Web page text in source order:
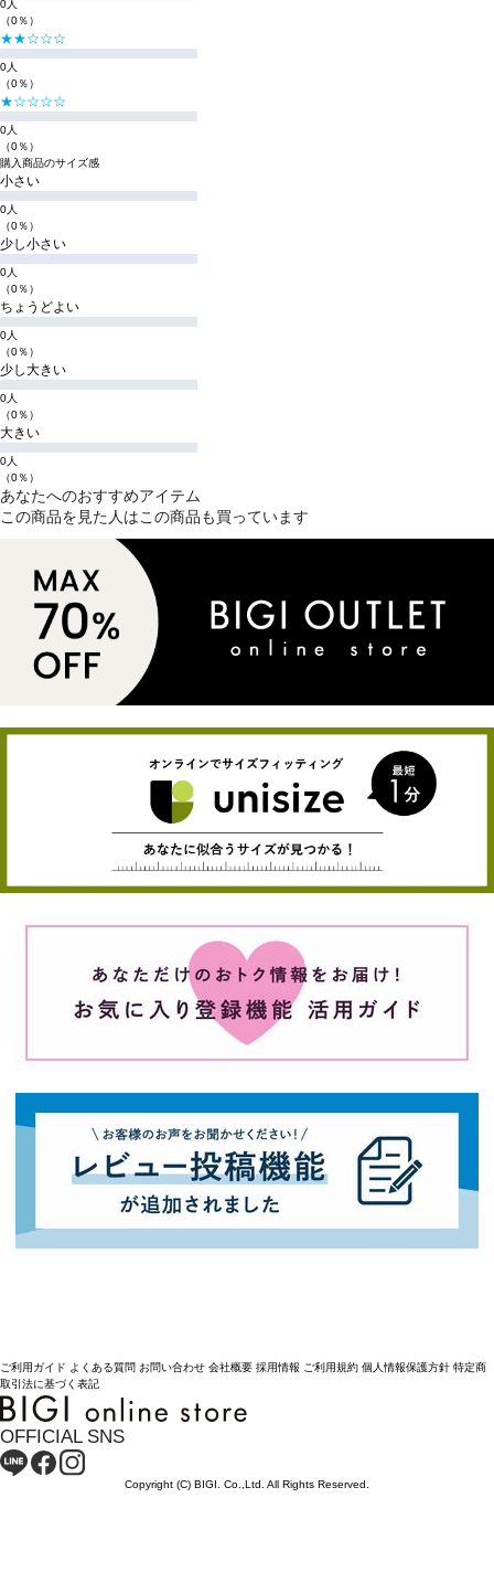
0人
（0％）
★★☆☆☆
0人
（0％）
★☆☆☆☆
0人
（0％）
購入商品のサイズ感
小さい
0人
（0％）
少し小さい
0人
（0％）
ちょうどよい
0人
（0％）
少し大きい
0人
（0％）
大きい
0人
（0％）
あなたへのおすすめアイテム
この商品を見た人はこの商品も買っています
ご利用ガイド よくある質問 お問い合わせ 会社概要 採用情報 ご利用規約 個人情報保護方針 特定商
取引法に基づく表記
OFFICIAL SNS
Copyright (C) BIGI. Co.,Ltd. All Rights Reserved.